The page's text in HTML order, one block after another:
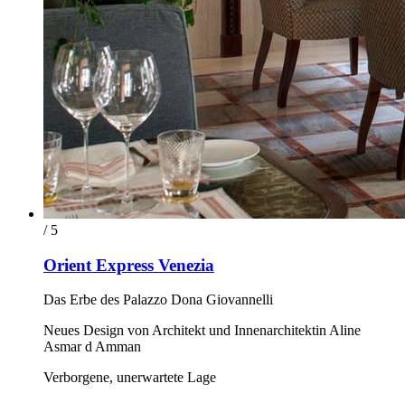
/ 5
Orient Express Venezia
Das Erbe des Palazzo Dona Giovannelli
Neues Design von Architekt und Innenarchitektin Aline
Asmar d Amman
Verborgene, unerwartete Lage